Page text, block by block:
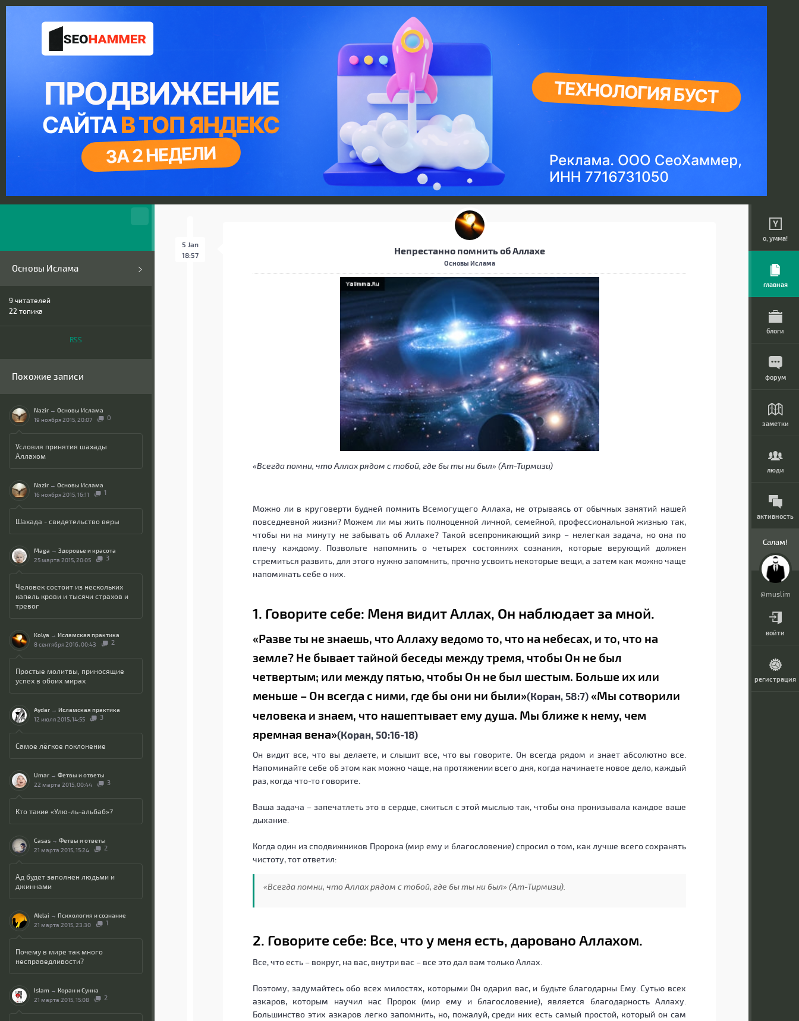
Основы Ислама
9 читателей
22 топика
RSS
Похожие записи
Nazir → Основы Ислама
19 ноября 2015, 20:07
0
Условия принятия шахады
Аллахом
Nazir → Основы Ислама
16 ноября 2015, 16:11
1
Шахада - свидетельство веры
Maga → Здоровье и красота
25 марта 2015, 20:05
3
Человек состоит из нескольких
капель крови и тысячи страхов и
тревог
Kolya → Исламская практика
8 сентября 2016, 00:43
2
Простые молитвы, приносящие
успех в обоих мирах
Aydar → Исламская практика
12 июля 2015, 14:55
3
Самое лёгкое поклонение
Umar → Фетвы и ответы
22 марта 2015, 00:44
3
Кто такие «Улю-ль-альбаб»?
Casas → Фетвы и ответы
21 марта 2015, 15:24
2
Ад будет заполнен людьми и
джиннами
Alelai → Психология и сознание
21 марта 2015, 23:30
1
Почему в мире так много
несправедливости?
Islam → Коран и Сунна
21 марта 2015, 15:08
2
о, умма!
главная
блоги
форум
заметки
люди
активность
Салам!
@muslim
войти
регистрация
5 Jan
18:57
Непрестанно помнить об Аллахе
Основы Ислама
«Всегда помни, что Аллах рядом с тобой, где бы ты ни был» (Ат-Тирмизи)
Можно ли в круговерти будней помнить Всемогущего Аллаха, не отрываясь от обычных занятий нашей
повседневной жизни? Можем ли мы жить полноценной личной, семейной, профессиональной жизнью так,
чтобы ни на минуту не забывать об Аллахе? Такой всепроникающий зикр – нелегкая задача, но она по
плечу каждому. Позвольте напомнить о четырех состояниях сознания, которые верующий должен
стремиться развить, для этого нужно запомнить, прочно усвоить некоторые вещи, а затем как можно чаще
напоминать себе о них.
1. Говорите себе: Меня видит Аллах, Он наблюдает за мной.
«Разве ты не знаешь, что Аллаху ведомо то, что на небесах, и то, что на
земле? Не бывает тайной беседы между тремя, чтобы Он не был
четвертым; или между пятью, чтобы Он не был шестым. Больше их или
меньше – Он всегда с ними, где бы они ни были»(Коран, 58:7) «Мы сотворили
человека и знаем, что нашептывает ему душа. Мы ближе к нему, чем
яремная вена»(Коран, 50:16-18)
Он видит все, что вы делаете, и слышит все, что вы говорите. Он всегда рядом и знает абсолютно все.
Напоминайте себе об этом как можно чаще, на протяжении всего дня, когда начинаете новое дело, каждый
раз, когда что-то говорите.
Ваша задача – запечатлеть это в сердце, сжиться с этой мыслью так, чтобы она пронизывала каждое ваше
дыхание.
Когда один из сподвижников Пророка (мир ему и благословение) спросил о том, как лучше всего сохранять
чистоту, тот ответил:
«Всегда помни, что Аллах рядом с тобой, где бы ты ни был» (Ат-Тирмизи).
2. Говорите себе: Все, что у меня есть, даровано Аллахом.
Все, что есть – вокруг, на вас, внутри вас – все это дал вам только Аллах.
Поэтому, задумайтесь обо всех милостях, которыми Он одарил вас, и будьте благодарны Ему. Сутью всех
азкаров, которым научил нас Пророк (мир ему и благословение), является благодарность Аллаху.
Большинство этих азкаров легко запомнить, но, пожалуй, среди них есть самый простой, который он сам